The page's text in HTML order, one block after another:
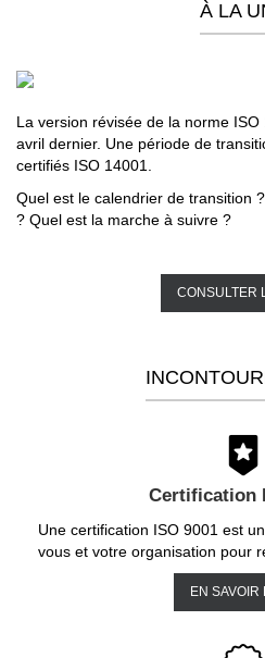
À LA
La version révisée de la norme
avril dernier. Une période de
certifiés ISO 14001.
Quel est le calendrier de transition
? Quel est la marche à suivre ?
CONSULTER
Certification
Une certification ISO 9001 est
vous et votre organisation pour
EN SAVOIR